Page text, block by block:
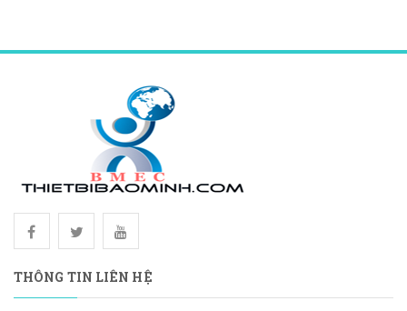
THÔNG TIN LIÊN HỆ